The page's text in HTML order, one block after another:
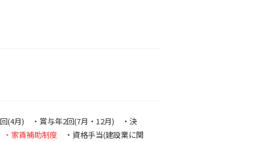
(4月) ・賞与年2回(7月・12月) ・決
・家賃補助制度 ・資格手当(建設業に関